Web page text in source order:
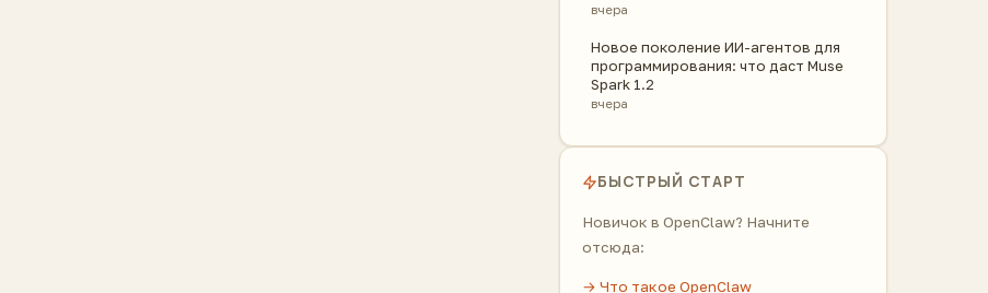
вчера
Новое поколение ИИ-агентов для
программирования: что даст Muse
Spark 1.2
вчера
БЫСТРЫЙ СТАРТ
Новичок в OpenClaw? Начните
отсюда:
→ Что такое OpenClaw